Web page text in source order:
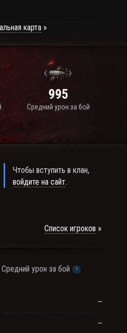
карта
995
Средний урон за бой
Чтобы вступить в клан,
войдите на сайт.
Список игроков
Средний урон за бой
—
—